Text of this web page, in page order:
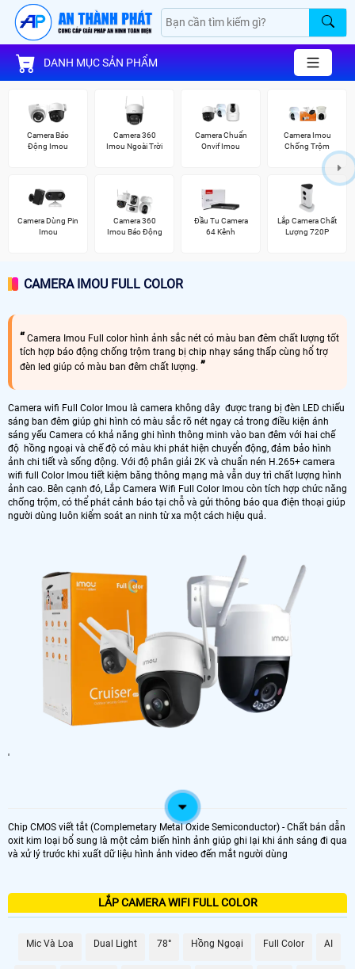
DANH MỤC SẢN PHẨM
Camera Báo
Động Imou
Camera 360
Imou Ngoài Trời
Camera Chuẩn
Onvif Imou
Camera Imou
Chống Trộm
Camera Dùng Pin
Imou
Camera 360
Imou Báo Động
Đầu Tu Camera
64 Kênh
Lắp Camera Chất
Lượng 720P
CAMERA IMOU FULL COLOR
Camera Imou Full color hình ảnh sắc nét có màu ban đêm chất lượng tốt
tích hợp báo động chống trộm trang bị chip nhạy sáng thấp cùng hổ trợ
đèn led giúp có màu ban đêm chất lượng.
Camera wifi Full Color Imou là camera không dây được trang bị đèn LED chiếu
sáng ban đêm giúp ghi hình có màu sắc rõ nét ngay cả trong điều kiện ánh
sáng yếu Camera có khả năng ghi hình thông minh vào ban đêm với hai chế
độ hồng ngoại và chế độ có màu khi phát hiện chuyển động, đảm bảo hình
ảnh chi tiết và sống động. Với độ phân giải 2K và chuẩn nén H.265+ camera
wifi full Color Imou tiết kiệm băng thông mạng mà vẫn duy trì chất lượng hình
ảnh cao. Bên cạnh đó, Lắp Camera Wifi Full Color Imou còn tích hợp chức năng
chống trộm, có thể phát cảnh báo tại chỗ và gửi thông báo qua điện thoại giúp
người dùng luôn kiểm soát an ninh từ xa một cách hiệu quả.
'
Chip CMOS viết tắt (Complemetary Metal Oxide Semiconductor) - Chất bán dẫn
oxit kim loại bổ sung là một cảm biến hình ảnh giúp ghi lại khi ánh sáng đi qua
và xử lý trước khi xuất dữ liệu hình ảnh video đến mắt người dùng
LẮP CAMERA WIFI FULL COLOR
Mic Và Loa Dual Light 78° Hồng Ngoại Full Color AI